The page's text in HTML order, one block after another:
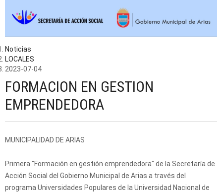
Noticias
LOCALES
2023-07-04
FORMACION EN GESTION
EMPRENDEDORA
MUNICIPALIDAD DE ARIAS
Primera "Formación en gestión emprendedora" de la Secretaría de
Acción Social del Gobierno Municipal de Arias a través del
programa Universidades Populares de la Universidad Nacional de